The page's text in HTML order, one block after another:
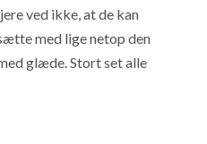
ved ikke, at de kan
med lige netop den
glæde. Stort set alle